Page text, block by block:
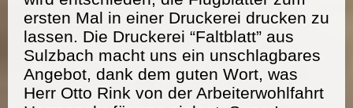
ersten Mal in einer Druckerei drucken zu
lassen. Die Druckerei “Faltblatt” aus
Sulzbach macht uns ein unschlagbares
Angebot, dank dem guten Wort, was
Herr Otto Rink von der Arbeiterwohlfahrt